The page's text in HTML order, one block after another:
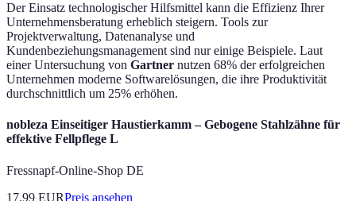
Der Einsatz technologischer Hilfsmittel kann die Effizienz Ihrer
Unternehmensberatung erheblich steigern. Tools zur
Projektverwaltung, Datenanalyse und
Kundenbeziehungsmanagement sind nur einige Beispiele. Laut
einer Untersuchung von Gartner nutzen 68% der erfolgreichen
Unternehmen moderne Softwarelösungen, die ihre Produktivität
durchschnittlich um 25% erhöhen.
nobleza Einseitiger Haustierkamm – Gebogene Stahlzähne für
effektive Fellpflege L
Fressnapf-Online-Shop DE
17.99 EURPreis ansehen